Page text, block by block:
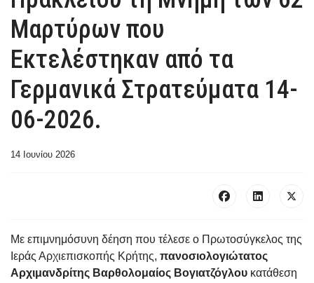
Μαρτύρων που
Εκτελέστηκαν από τα
Γερμανικά Στρατεύματα 14-
06-2026.
14 Ιουνίου 2026
Με επιμνημόσυνη δέηση που τέλεσε ο Πρωτοσύγκελος της
Ιεράς Αρχιεπισκοπής Κρήτης, πανοσιολογιώτατος
Αρχιμανδρίτης Βαρθολομαίος Βογιατζόγλου κατάθεση